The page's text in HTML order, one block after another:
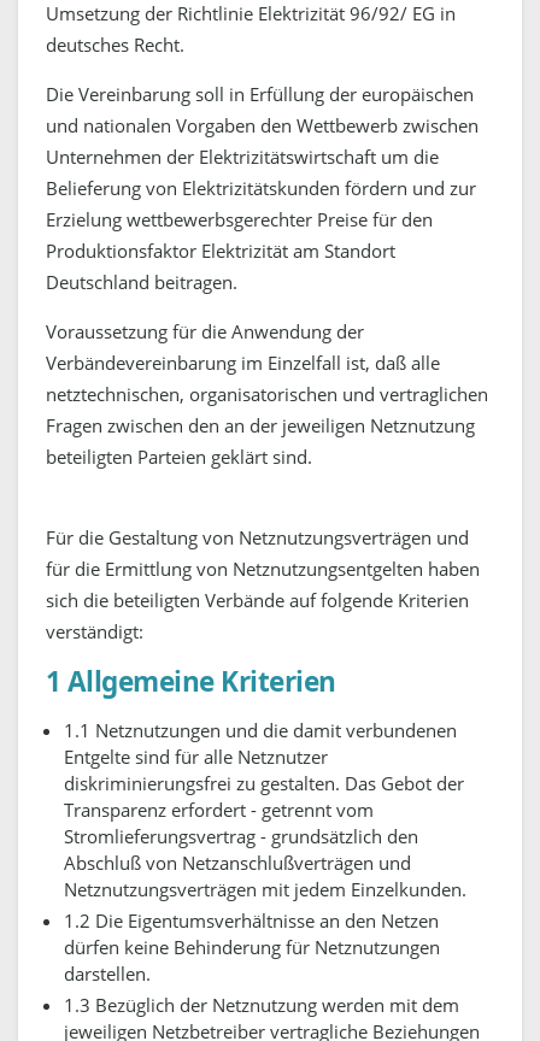
Umsetzung der Richtlinie Elektrizität 96/92/ EG in
deutsches Recht.
Die Vereinbarung soll in Erfüllung der europäischen
und nationalen Vorgaben den Wettbewerb zwischen
Unternehmen der Elektrizitätswirtschaft um die
Belieferung von Elektrizitätskunden fördern und zur
Erzielung wettbewerbsgerechter Preise für den
Produktionsfaktor Elektrizität am Standort
Deutschland beitragen.
Voraussetzung für die Anwendung der
Verbändevereinbarung im Einzelfall ist, daß alle
netztechnischen, organisatorischen und vertraglichen
Fragen zwischen den an der jeweiligen Netznutzung
beteiligten Parteien geklärt sind.
Für die Gestaltung von Netznutzungsverträgen und
für die Ermittlung von Netznutzungsentgelten haben
sich die beteiligten Verbände auf folgende Kriterien
verständigt:
1 Allgemeine Kriterien
1.1 Netznutzungen und die damit verbundenen
Entgelte sind für alle Netznutzer
diskriminierungsfrei zu gestalten. Das Gebot der
Transparenz erfordert - getrennt vom
Stromlieferungsvertrag - grundsätzlich den
Abschluß von Netzanschlußverträgen und
Netznutzungsverträgen mit jedem Einzelkunden.
1.2 Die Eigentumsverhältnisse an den Netzen
dürfen keine Behinderung für Netznutzungen
darstellen.
1.3 Bezüglich der Netznutzung werden mit dem
jeweiligen Netzbetreiber vertragliche Beziehungen